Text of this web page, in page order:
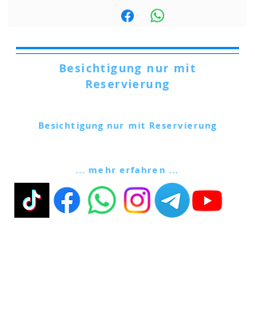
Besichtigung nur mit Reservierung
... mehr erfahren ...
Besichtigung nur mit
Reservierung